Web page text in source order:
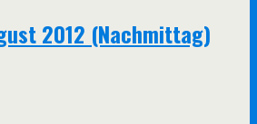
2012 (Nachmittag)